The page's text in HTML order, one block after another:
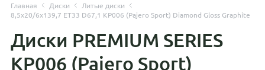
Главная Диски
Литые диски
8,5x20/6x139,7 ET33 D67,1 КР006 (Pajero Sport) Diamond Gloss Graphite
Диски PREMIUM SERIES
КР006 (Pajero Sport)